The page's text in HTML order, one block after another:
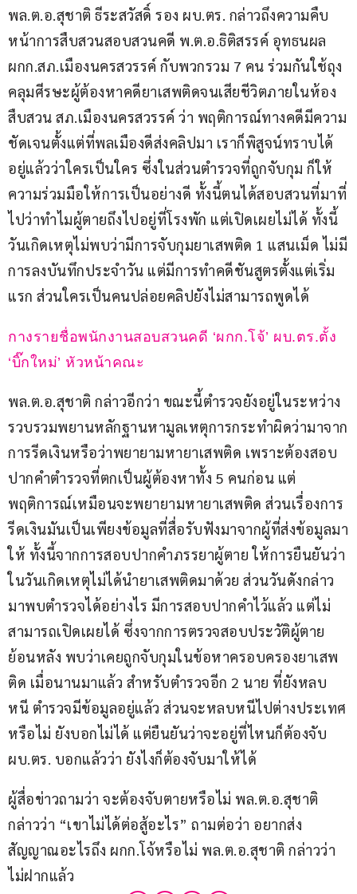
พล.ต.อ.สุชาติ ธีระสวัสดิ์ รอง ผบ.ตร. กล่าวถึงความคืบ
หน้าการสืบสวนสอบสวนคดี พ.ต.อ.ธิติสรรค์ อุทธนผล
ผกก.สภ.เมืองนครสวรรค์ กับพวกรวม 7 คน ร่วมกันใช้ถุง
คลุมศีรษะผู้ต้องหาคดียาเสพติดจนเสียชีวิตภายในห้อง
สืบสวน สภ.เมืองนครสวรรค์ ว่า พฤติการณ์ทางคดีมีความ
ชัดเจนตั้งแต่ที่พลเมืองดีส่งคลิปมา เราก็พิสูจน์ทราบได้
อยู่แล้วว่าใครเป็นใคร ซึ่งในส่วนตำรวจที่ถูกจับกุม ก็ให้
ความร่วมมือให้การเป็นอย่างดี ทั้งนี้ตนได้สอบสวนที่มาที่
ไปว่าทำไมผู้ตายถึงไปอยู่ที่โรงพัก แต่เปิดเผยไม่ได้ ทั้งนี้
วันเกิดเหตุไม่พบว่ามีการจับกุมยาเสพติด 1 แสนเม็ด ไม่มี
การลงบันทึกประจำวัน แต่มีการทำคดีชันสูตรตั้งแต่เริ่ม
แรก ส่วนใครเป็นคนปล่อยคลิปยังไม่สามารถพูดได้
กางรายชื่อพนักงานสอบสวนคดี ‘ผกก.โจ้’ ผบ.ตร.ตั้ง
‘บิ๊กใหม่’ หัวหน้าคณะ
พล.ต.อ.สุชาติ กล่าวอีกว่า ขณะนี้ตำรวจยังอยู่ในระหว่าง
รวบรวมพยานหลักฐานหามูลเหตุการกระทำผิดว่ามาจาก
การรีดเงินหรือว่าพยายามหายาเสพติด เพราะต้องสอบ
ปากคำตำรวจที่ตกเป็นผู้ต้องหาทั้ง 5 คนก่อน แต่
พฤติการณ์เหมือนจะพยายามหายาเสพติด ส่วนเรื่องการ
รีดเงินมันเป็นเพียงข้อมูลที่สื่อรับฟังมาจากผู้ที่ส่งข้อมูลมา
ให้ ทั้งนี้จากการสอบปากคำภรรยาผู้ตาย ให้การยืนยันว่า
ในวันเกิดเหตุไม่ได้นำยาเสพติดมาด้วย ส่วนวันดังกล่าว
มาพบตำรวจได้อย่างไร มีการสอบปากคำไว้แล้ว แต่ไม่
สามารถเปิดเผยได้ ซึ่งจากการตรวจสอบประวัติผู้ตาย
ย้อนหลัง พบว่าเคยถูกจับกุมในข้อหาครอบครองยาเสพ
ติด เมื่อนานมาแล้ว สำหรับตำรวจอีก 2 นาย ที่ยังหลบ
หนี ตำรวจมีข้อมูลอยู่แล้ว ส่วนจะหลบหนีไปต่างประเทศ
หรือไม่ ยังบอกไม่ได้ แต่ยืนยันว่าจะอยู่ที่ไหนก็ต้องจับ
ผบ.ตร. บอกแล้วว่า ยังไงก็ต้องจับมาให้ได้
ผู้สื่อข่าวถามว่า จะต้องจับตายหรือไม่ พล.ต.อ.สุชาติ
กล่าวว่า “เขาไม่ได้ต่อสู้อะไร” ถามต่อว่า อยากส่ง
สัญญาณอะไรถึง ผกก.โจ้หรือไม่ พล.ต.อ.สุชาติ กล่าวว่า
ไม่ฝากแล้ว